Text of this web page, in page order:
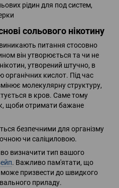
сольового нікотину
виникають питання стосовно
він утворюється та чи не
утворений штучно, в
органічних кислот. Під час
молекулярну структуру,
в кров. Саме тому
щоби отримати бажане
безпечними для організму
чи саліциловою.
визначити тип вашого
. Важливо пам'ятати, що
призвести до швидкого
приладу.